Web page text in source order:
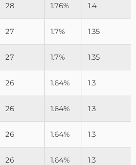
28 1.76% 1.4
27 1.7% 1.35
27 1.7% 1.35
26 1.64% 1.3
26 1.64% 1.3
26 1.64% 1.3
26 1.64% 1.3